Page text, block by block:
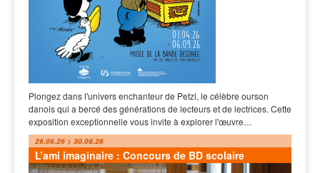
Plongez dans l'univers enchanteur de Petzi, le célèbre ourson
danois qui a bercé des générations de lecteurs et de lectrices. Cette
exposition exceptionnelle vous invite à explorer l'œuvre…
26.06.26 > 30.08.26
L’ami imaginaire : Concours de BD scolaire